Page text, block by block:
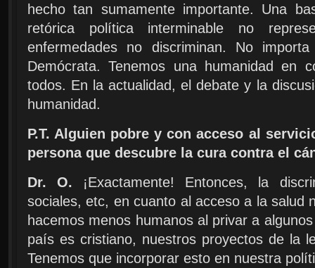
hecho tan sumamente importante. Una
retórica política interminable no
enfermedades no discriminan. No
Demócrata. Tenemos una humanidad en
todos. En la actualidad, el debate y la
humanidad.
P.T. Alguien pobre y con acceso al
persona que descubre la cura contra el
Dr. O. ¡Exactamente! Entonces, la
sociales, etc, en cuanto al acceso a la salud
hacemos menos humanos al privar a
país es cristiano, nuestros proyectos de la
Tenemos que incorporar esto en nuestra